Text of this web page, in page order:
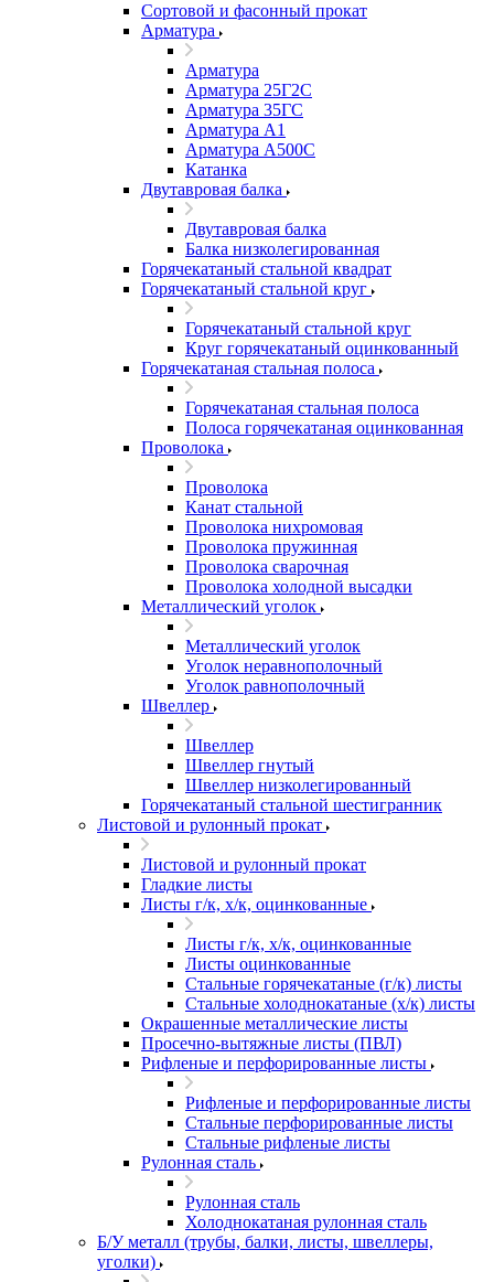
Сортовой и фасонный прокат
Арматура
Арматура
Арматура 25Г2С
Арматура 35ГС
Арматура А1
Арматура А500С
Катанка
Двутавровая балка
Двутавровая балка
Балка низколегированная
Горячекатаный стальной квадрат
Горячекатаный стальной круг
Горячекатаный стальной круг
Круг горячекатаный оцинкованный
Горячекатаная стальная полоса
Горячекатаная стальная полоса
Полоса горячекатаная оцинкованная
Проволока
Проволока
Канат стальной
Проволока нихромовая
Проволока пружинная
Проволока сварочная
Проволока холодной высадки
Металлический уголок
Металлический уголок
Уголок неравнополочный
Уголок равнополочный
Швеллер
Швеллер
Швеллер гнутый
Швеллер низколегированный
Горячекатаный стальной шестигранник
Листовой и рулонный прокат
Листовой и рулонный прокат
Гладкие листы
Листы г/к, х/к, оцинкованные
Листы г/к, х/к, оцинкованные
Листы оцинкованные
Стальные горячекатаные (г/к) листы
Стальные холоднокатаные (х/к) листы
Окрашенные металлические листы
Просечно-вытяжные листы (ПВЛ)
Рифленые и перфорированные листы
Рифленые и перфорированные листы
Стальные перфорированные листы
Стальные рифленые листы
Рулонная сталь
Рулонная сталь
Холоднокатаная рулонная сталь
Б/У металл (трубы, балки, листы, швеллеры,
уголки)